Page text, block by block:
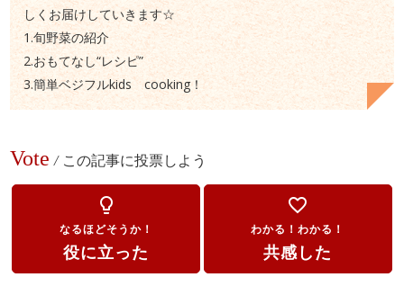
しくお届けしていきます☆
1.旬野菜の紹介
2.おもてなし“レシピ”
3.簡単ベジフルkids cooking！
Vote / この記事に投票しよう
lightbulb_outline
なるほどそうか！
役に立った
favorite_border
わかる！わかる！
共感した